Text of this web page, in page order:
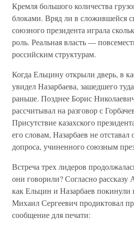
Кремля большого количества
блоками. Вряд ли в сложившейся
союзного президента играла
роль. Реальная власть —
российским структурам.
Когда Ельцину открыли дверь, в
увидел Назарбаева, зашедшего
раньше. Позднее Борис
рассчитывал на разговор с
Присутствие казахского
его словам, Назарбаев не отставал
допроса, учиненного союзным
Встреча трех лидеров
они говорили? Согласно рассказу
как Ельцин и Назарбаев покинули
Михаил Сергеевич продиктовал
сообщение для печати: